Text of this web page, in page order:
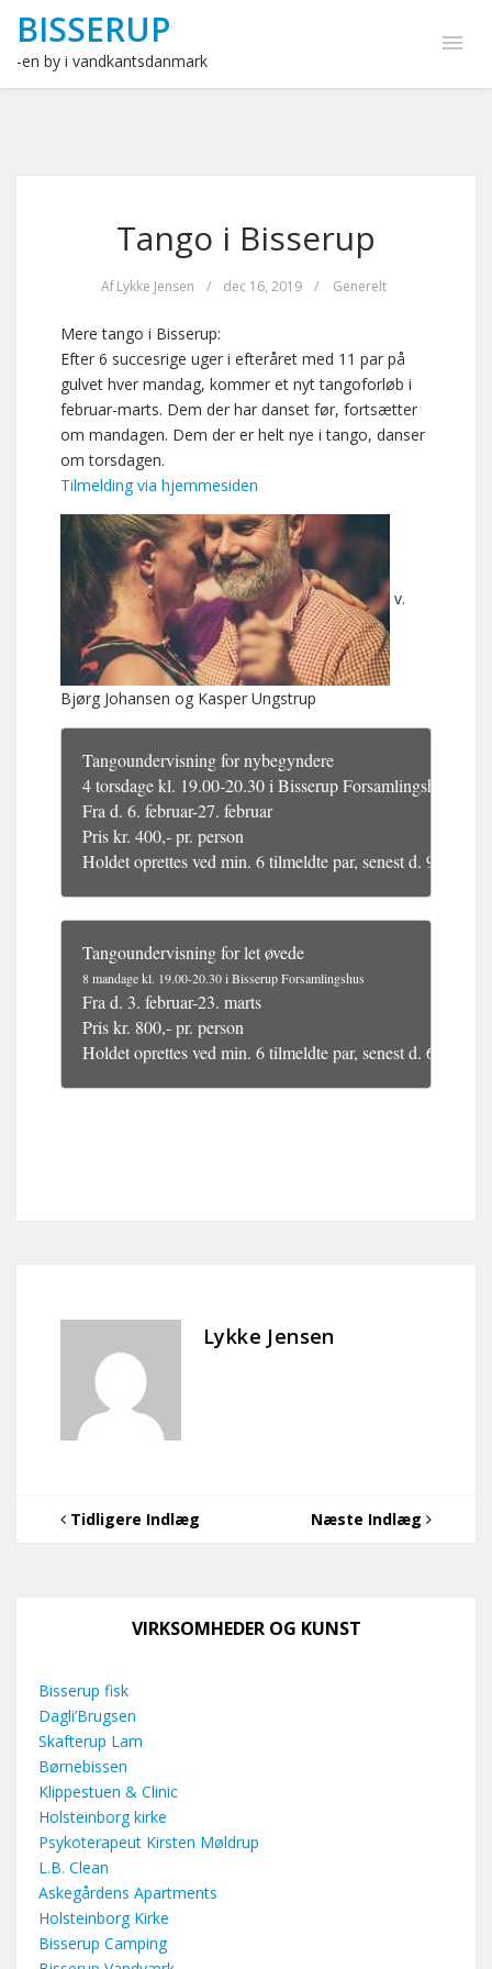
BISSERUP
-en by i vandkantsdanmark
Tango i Bisserup
Af Lykke Jensen / dec 16, 2019 / Generelt
Mere tango i Bisserup:
Efter 6 succesrige uger i efteråret med 11 par på
gulvet hver mandag, kommer et nyt tangoforløb i
februar-marts. Dem der har danset før, fortsætter
om mandagen. Dem der er helt nye i tango, danser
om torsdagen.
Tilmelding via hjemmesiden
v.
Bjørg Johansen og Kasper Ungstrup
Tangoundervisning for nybegyndere
4 torsdage kl. 19.00-20.30 i Bisserup Forsamlingshus
Fra d. 6. februar-27. februar
Pris kr. 400,- pr. person
​Holdet oprettes ved min. 6 tilmeldte par, senest d. 9.
8 mandage kl. 19.00-20.30 i Bisserup Forsamlingshus
Fra d. 3. februar-23. marts
Pris kr. 800,- pr. person
Holdet oprettes ved min. 6 tilmeldte par, senest d. 6. januar
Lykke Jensen
Tidligere Indlæg Næste Indlæg
VIRKSOMHEDER OG KUNST
Bisserup fisk
Dagli’Brugsen
Skafterup Lam
Børnebissen
Klippestuen & Clinic
Holsteinborg kirke
Psykoterapeut Kirsten Møldrup
L.B. Clean
Askegårdens Apartments
Holsteinborg Kirke
Bisserup Camping